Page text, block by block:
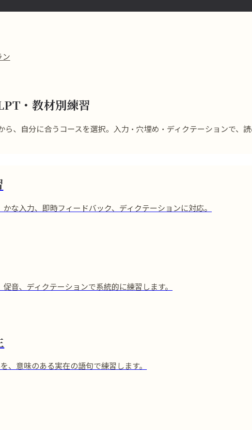
ン
・教材別練習
、自分に合うコースを選択。入力・穴埋め・ディクテーションで、
な入力、即時フィードバック、ディクテーションに対応。
音、ディクテーションで系統的に練習します。
意味のある実在の語句で練習します。